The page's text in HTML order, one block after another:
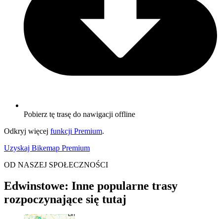
Pobierz tę trasę do nawigacji offline
Odkryj więcej funkcji Premium.
Uzyskaj Bikemap Premium
OD NASZEJ SPOŁECZNOŚCI
Edwinstowe: Inne popularne trasy
rozpoczynające się tutaj